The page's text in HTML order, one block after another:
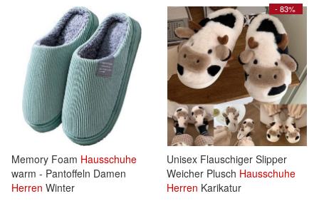
Memory Foam Hausschuhe
warm - Pantoffeln Damen
Herren Winter
- 83%
Unisex Flauschiger Slipper
Weicher Plusch Hausschuhe
Herren Karikatur